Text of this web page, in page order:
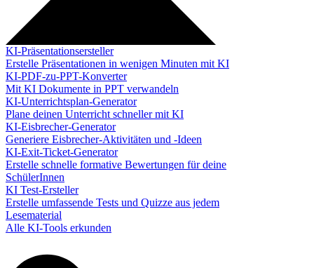
KI-Präsentationsersteller
Erstelle Präsentationen in wenigen Minuten mit KI
KI-PDF-zu-PPT-Konverter
Mit KI Dokumente in PPT verwandeln
KI-Unterrichtsplan-Generator
Plane deinen Unterricht schneller mit KI
KI-Eisbrecher-Generator
Generiere Eisbrecher-Aktivitäten und -Ideen
KI-Exit-Ticket-Generator
Erstelle schnelle formative Bewertungen für deine
SchülerInnen
KI Test-Ersteller
Erstelle umfassende Tests und Quizze aus jedem
Lesematerial
Alle KI-Tools erkunden